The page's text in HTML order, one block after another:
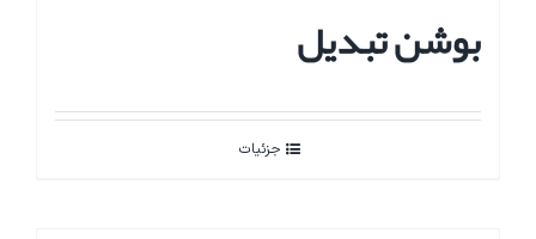
بوشن تبدیل
جزئیات